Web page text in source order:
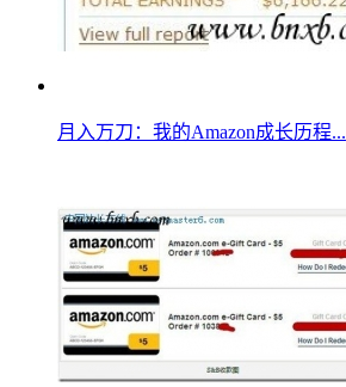
月入万刀：我的Amazon成长历程...